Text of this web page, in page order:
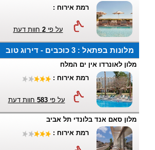
רמת אירוח :
על פי2 חוות דעת
מלונות בפתאל : 3 כוכבים - דירוג טוב
מלון לאונרדו אין ים המלח
רמת אירוח :
על פי583 חוות דעת
מלון סאם אנד בלונדי תל אביב
רמת אירוח :